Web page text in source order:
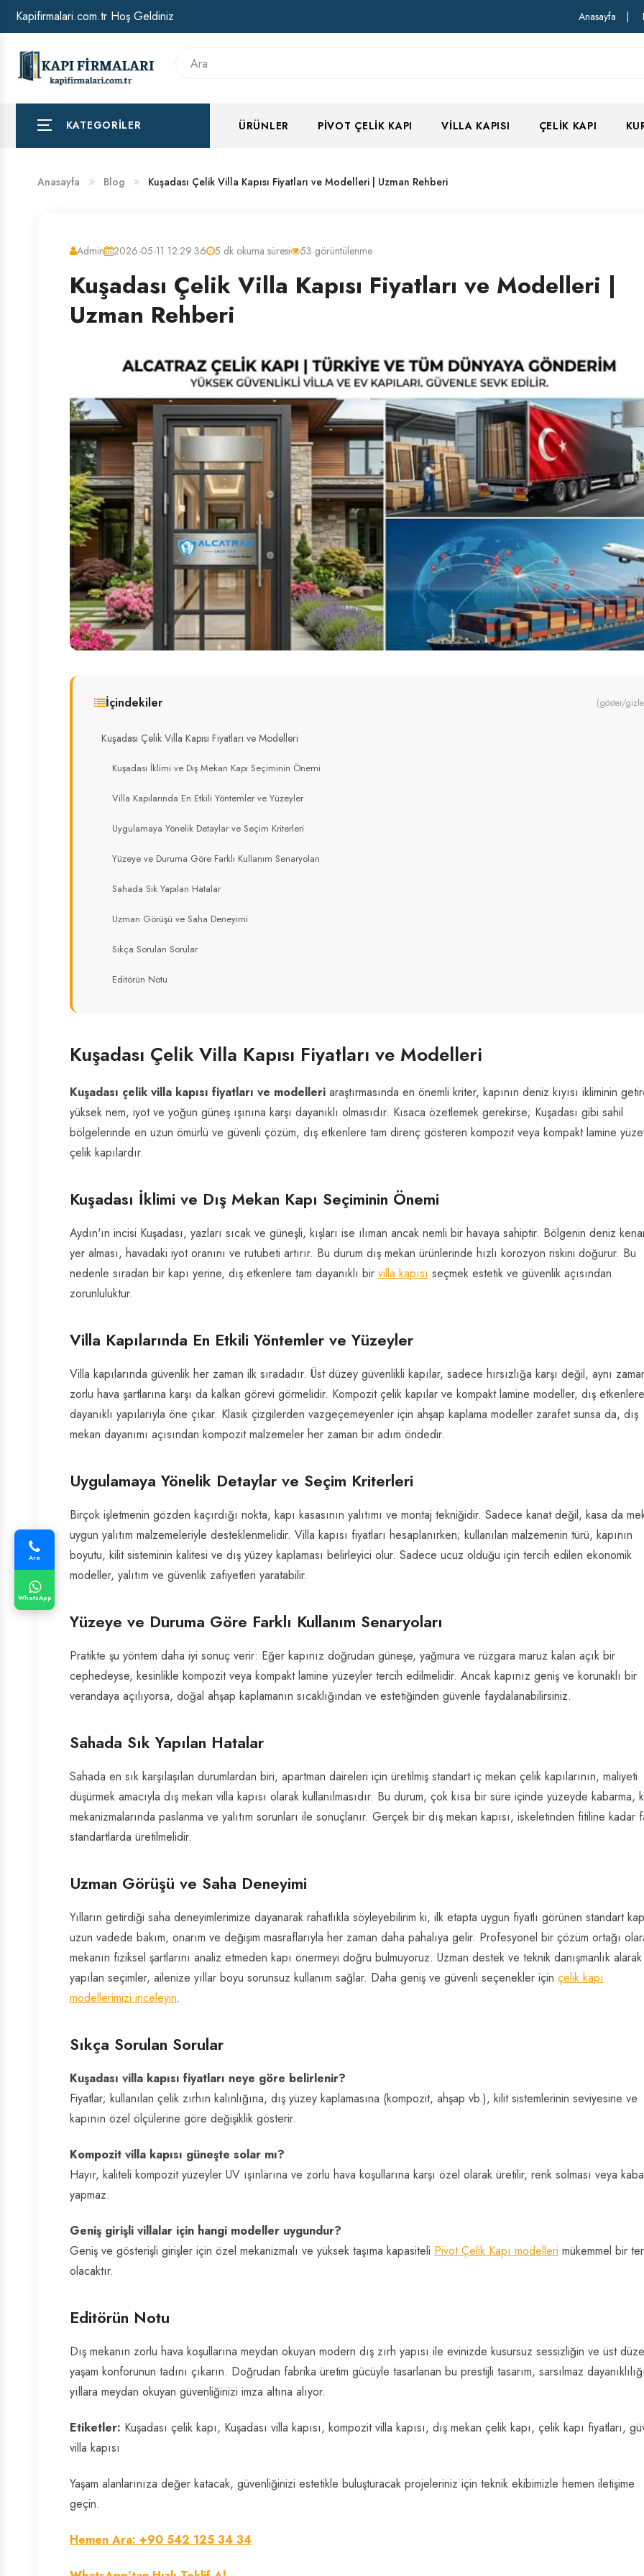
HAKKIMIZDA
BANKA HESAP NUMARALARIMIZ
Kapifirmalari.com.tr Hoş Geldiniz Anasayfa
KATEGORILER ÜRÜNLER PIVOT ÇELIK KAPI VILLA KAPISI ÇELIK KAPI
Anasayfa Blog Kuşadası Çelik Villa Kapısı Fiyatları ve Modelleri | Uzman Rehberi
Admin 2026-05-11 12:29:36 5 dk okuma süresi 53 görüntülenme
Kuşadası Çelik Villa Kapısı Fiyatları ve Modelleri |
Uzman Rehberi
İçindekiler (göster/
Kuşadası Çelik Villa Kapısı Fiyatları ve Modelleri
Kuşadası İklimi ve Dış Mekan Kapı Seçiminin Önemi
Villa Kapılarında En Etkili Yöntemler ve Yüzeyler
Uygulamaya Yönelik Detaylar ve Seçim Kriterleri
Yüzeye ve Duruma Göre Farklı Kullanım Senaryoları
Sahada Sık Yapılan Hatalar
Uzman Görüşü ve Saha Deneyimi
Sıkça Sorulan Sorular
Editörün Notu
Kuşadası Çelik Villa Kapısı Fiyatları ve Modelleri
Kuşadası çelik villa kapısı fiyatları ve modelleri araştırmasında en önemli kriter, kapının deniz kıyısı ikliminin
yüksek nem, iyot ve yoğun güneş ışınına karşı dayanıklı olmasıdır. Kısaca özetlemek gerekirse; Kuşadası gibi sahil
bölgelerinde en uzun ömürlü ve güvenli çözüm, dış etkenlere tam direnç gösteren kompozit veya kompakt lamine
çelik kapılardır.
Kuşadası İklimi ve Dış Mekan Kapı Seçiminin Önemi
Aydın'ın incisi Kuşadası, yazları sıcak ve güneşli, kışları ise ılıman ancak nemli bir havaya sahiptir. Bölgenin deniz
yer alması, havadaki iyot oranını ve rutubeti artırır. Bu durum dış mekan ürünlerinde hızlı korozyon riskini doğurur. Bu
nedenle sıradan bir kapı yerine, dış etkenlere tam dayanıklı bir villa kapısı seçmek estetik ve güvenlik açısından
zorunluluktur.
Villa Kapılarında En Etkili Yöntemler ve Yüzeyler
Villa kapılarında güvenlik her zaman ilk sıradadır. Üst düzey güvenlikli kapılar, sadece hırsızlığa karşı değil, aynı
zorlu hava şartlarına karşı da kalkan görevi görmelidir. Kompozit çelik kapılar ve kompakt lamine modeller, dış
dayanıklı yapılarıyla öne çıkar. Klasik çizgilerden vazgeçemeyenler için ahşap kaplama modeller zarafet sunsa da, dış
mekan dayanımı açısından kompozit malzemeler her zaman bir adım öndedir.
Uygulamaya Yönelik Detaylar ve Seçim Kriterleri
Birçok işletmenin gözden kaçırdığı nokta, kapı kasasının yalıtımı ve montaj tekniğidir. Sadece kanat değil, kasa da
uygun yalıtım malzemeleriyle desteklenmelidir. Villa kapısı fiyatları hesaplanırken; kullanılan malzemenin türü, kapının
boyutu, kilit sisteminin kalitesi ve dış yüzey kaplaması belirleyici olur. Sadece ucuz olduğu için tercih edilen ekonomik
modeller, yalıtım ve güvenlik zafiyetleri yaratabilir.
Yüzeye ve Duruma Göre Farklı Kullanım Senaryoları
Pratikte şu yöntem daha iyi sonuç verir: Eğer kapınız doğrudan güneşe, yağmura ve rüzgara maruz kalan açık bir
cephedeyse, kesinlikle kompozit veya kompakt lamine yüzeyler tercih edilmelidir. Ancak kapınız geniş ve korunaklı bir
verandaya açılıyorsa, doğal ahşap kaplamanın sıcaklığından ve estetiğinden güvenle faydalanabilirsiniz.
Sahada Sık Yapılan Hatalar
Sahada en sık karşılaşılan durumlardan biri, apartman daireleri için üretilmiş standart iç mekan çelik kapılarının, maliyeti
düşürmek amacıyla dış mekan villa kapısı olarak kullanılmasıdır. Bu durum, çok kısa bir süre içinde yüzeyde kabarma,
mekanizmalarında paslanma ve yalıtım sorunları ile sonuçlanır. Gerçek bir dış mekan kapısı, iskeletinden fitiline kadar
standartlarda üretilmelidir.
Uzman Görüşü ve Saha Deneyimi
Yılların getirdiği saha deneyimlerimize dayanarak rahatlıkla söyleyebilirim ki, ilk etapta uygun fiyatlı görünen standart
uzun vadede bakım, onarım ve değişim masraflarıyla her zaman daha pahalıya gelir. Profesyonel bir çözüm ortağı
mekanın fiziksel şartlarını analiz etmeden kapı önermeyi doğru bulmuyoruz. Uzman destek ve teknik danışmanlık alarak
yapılan seçimler, ailenize yıllar boyu sorunsuz kullanım sağlar. Daha geniş ve güvenli seçenekler için çelik kapı
modellerimizi inceleyin.
Sıkça Sorulan Sorular
Kuşadası villa kapısı fiyatları neye göre belirlenir?
Fiyatlar; kullanılan çelik zırhın kalınlığına, dış yüzey kaplamasına (kompozit, ahşap vb.), kilit sistemlerinin seviyesine ve
kapının özel ölçülerine göre değişiklik gösterir.
Kompozit villa kapısı güneşte solar mı?
Hayır, kaliteli kompozit yüzeyler UV ışınlarına ve zorlu hava koşullarına karşı özel olarak üretilir, renk solması veya
yapmaz.
Geniş girişli villalar için hangi modeller uygundur?
Geniş ve gösterişli girişler için özel mekanizmalı ve yüksek taşıma kapasiteli Pivot Çelik Kapı modelleri mükemmel bir
olacaktır.
Editörün Notu
Dış mekanın zorlu hava koşullarına meydan okuyan modern dış zırh yapısı ile evinizde kusursuz sessizliğin ve üst
yaşam konforunun tadını çıkarın. Doğrudan fabrika üretim gücüyle tasarlanan bu prestijli tasarım, sarsılmaz
yıllara meydan okuyan güvenliğinizi imza altına alıyor.
Etiketler: Kuşadası çelik kapı, Kuşadası villa kapısı, kompozit villa kapısı, dış mekan çelik kapı, çelik kapı fiyatları,
villa kapısı
Yaşam alanlarınıza değer katacak, güvenliğinizi estetikle buluşturacak projeleriniz için teknik ekibimizle hemen iletişime
geçin.
Hemen Ara: +90 542 125 34 34
Ara
WhatsApp